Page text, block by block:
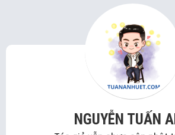
NGUYỄN TUẤN